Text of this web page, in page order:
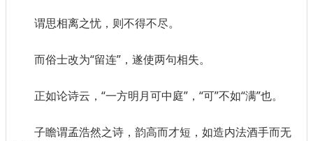
谓思相离之忧，则不得不尽。
而俗士改为“留连”，遂使两句相失。
正如论诗云，“一方明月可中庭”，“可”不如“满”也。
子瞻谓孟浩然之诗，韵高而才短，如造内法酒手而无